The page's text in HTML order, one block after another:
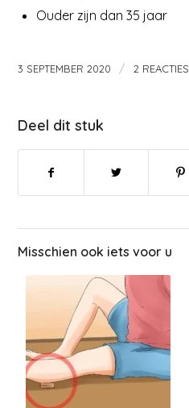
Ouder zijn dan 35 jaar
3 SEPTEMBER 2020 / 2 REACTIES
Deel dit stuk
Misschien ook iets voor u